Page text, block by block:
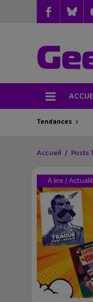
Tendances
Accueil Posts
À lire/